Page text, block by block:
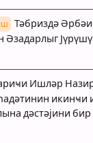
Тәбриздә
Әзадарлыг
Ишләр
икинҹи
дәстәјини бир